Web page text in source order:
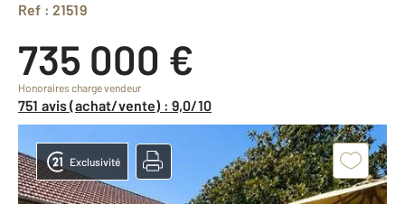
Ref : 21519
735 000 €
Honoraires charge vendeur
751 avis (achat/vente) : 9,0/10
Exclusivité